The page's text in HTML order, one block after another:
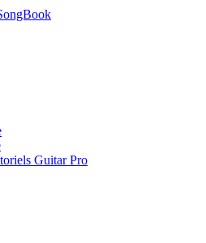
Guitar Pro